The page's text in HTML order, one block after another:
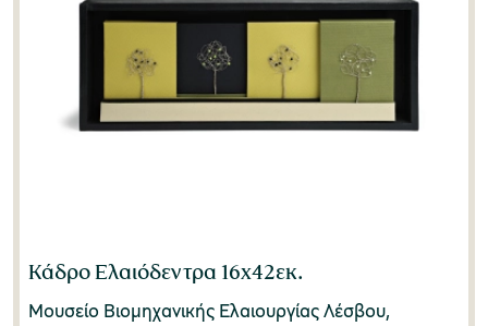
Κάδρο Ελαιόδεντρα 16x42εκ.
Μουσείο Βιομηχανικής Ελαιουργίας Λέσβου,